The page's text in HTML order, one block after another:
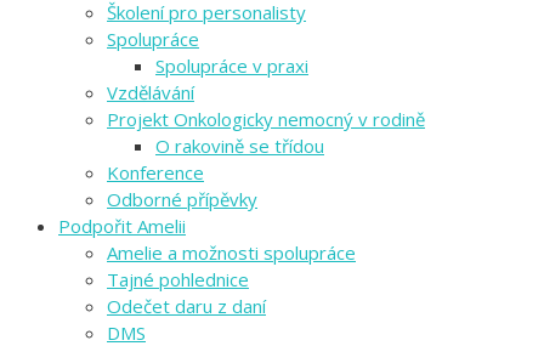
Školení pro personalisty
Spolupráce
Spolupráce v praxi
Vzdělávání
Projekt Onkologicky nemocný v rodině
O rakovině se třídou
Konference
Odborné přípěvky
Podpořit Amelii
Amelie a možnosti spolupráce
Tajné pohlednice
Odečet daru z daní
DMS